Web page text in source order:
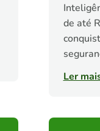
de até
Ler